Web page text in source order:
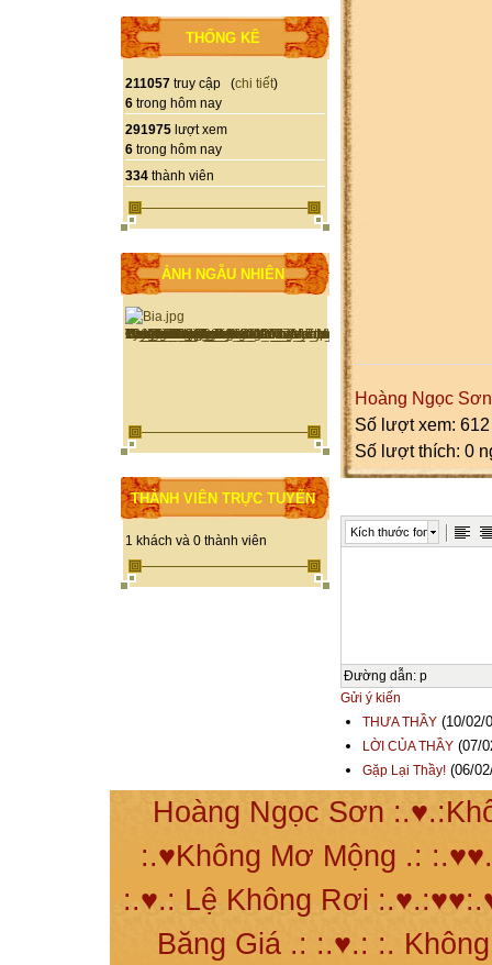
THỐNG KÊ
211057 truy cập (chi tiết)
6 trong hôm nay
291975 lượt xem
6 trong hôm nay
334 thành viên
ẢNH NGẪU NHIÊN
THÀNH VIÊN TRỰC TUYẾN
1 khách và 0 thành viên
Hoàng Ngọc Sơn
Số lượt xem: 612
Số lượt thích: 0
Kích thước font
Đường dẫn: p
Gửi ý kiến
THƯA THẦY(10/02/
LỜI CỦA THẦY(07/
Gặp Lại Thầy!(06/
Hoàng Ngọc Sơn
:.♥Không Mơ Mộng .:
:.♥.: Lệ Không Rơi
Băng Giá .: :.♥.: :.